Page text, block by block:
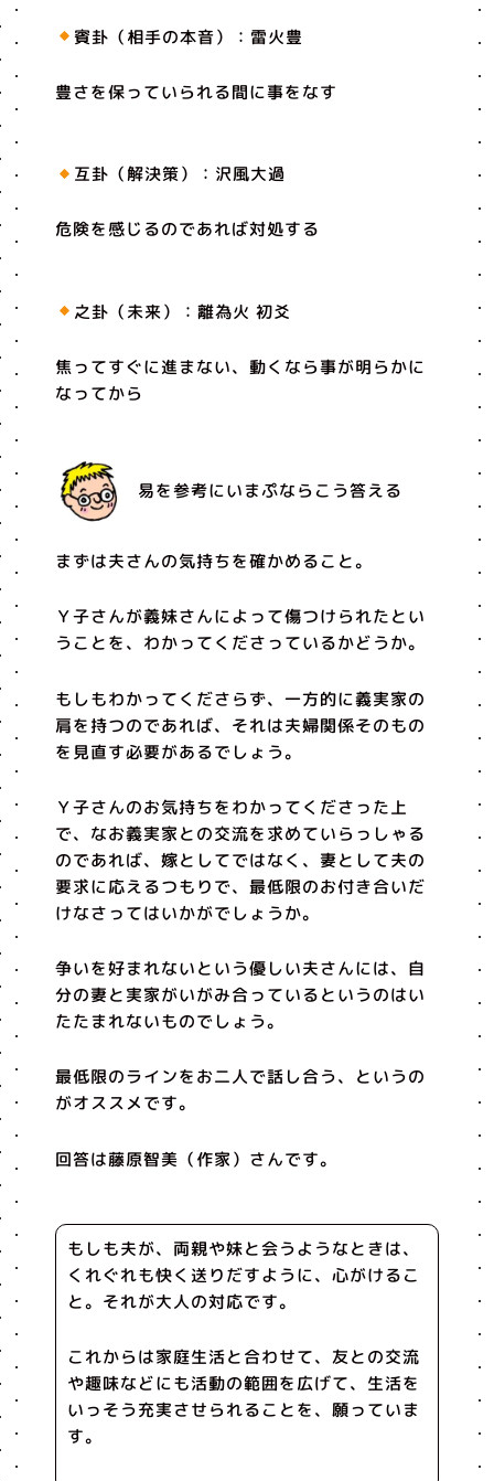
賓卦（相手の本音）：雷火豊
豊さを保っていられる間に事をなす
互卦（解決策）：沢風大過
危険を感じるのであれば対処する
之卦（未来）：離為火 初爻
焦ってすぐに進まない、動くなら事が明らかに
なってから
易を参考にいまぷならこう答える
まずは夫さんの気持ちを確かめること。
Ｙ子さんが義妹さんによって傷つけられたとい
うことを、わかってくださっているかどうか。
もしもわかってくださらず、一方的に義実家の
肩を持つのであれば、それは夫婦関係そのもの
を見直す必要があるでしょう。
Ｙ子さんのお気持ちをわかってくださった上
で、なお義実家との交流を求めていらっしゃる
のであれば、嫁としてではなく、妻として夫の
要求に応えるつもりで、最低限のお付き合いだ
けなさってはいかがでしょうか。
争いを好まれないという優しい夫さんには、自
分の妻と実家がいがみ合っているというのはい
たたまれないものでしょう。
最低限のラインをお二人で話し合う、というの
がオススメです。
回答は藤原智美（作家）さんです。
もしも夫が、両親や妹と会うようなときは、
くれぐれも快く送りだすように、心がけるこ
と。それが大人の対応です。
これからは家庭生活と合わせて、友との交流
や趣味などにも活動の範囲を広げて、生活を
いっそう充実させられることを、願っていま
す。